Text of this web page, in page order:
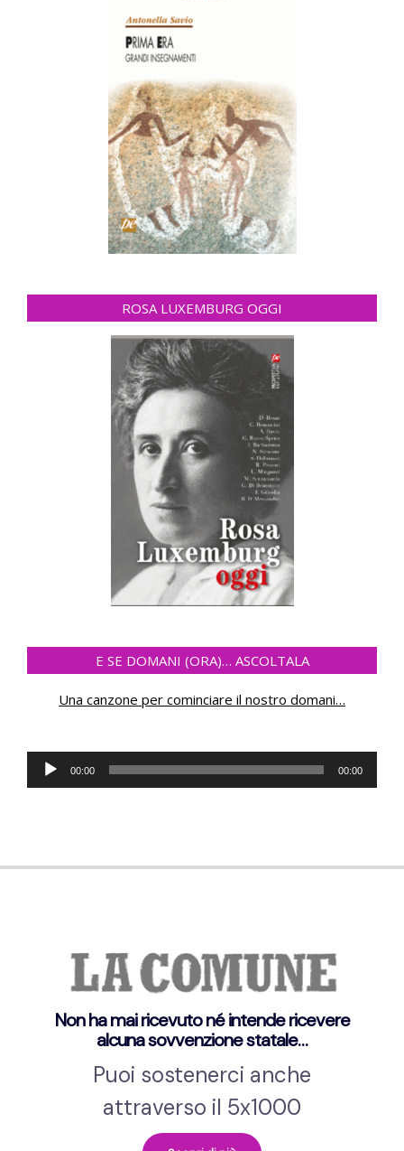
ROSA LUXEMBURG OGGI
E SE DOMANI (ORA)… ASCOLTALA
Una canzone per cominciare il nostro domani…
Audio-
Player
00:00 00:00
Non ha mai ricevuto né intende ricevere
alcuna sovvenzione statale…
Puoi sostenerci anche
attraverso il 5x1000